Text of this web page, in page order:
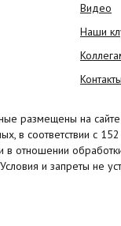
Видео
Наши
Контакты
размещены на сайте
в соответствии с
в отношении
и запреты не